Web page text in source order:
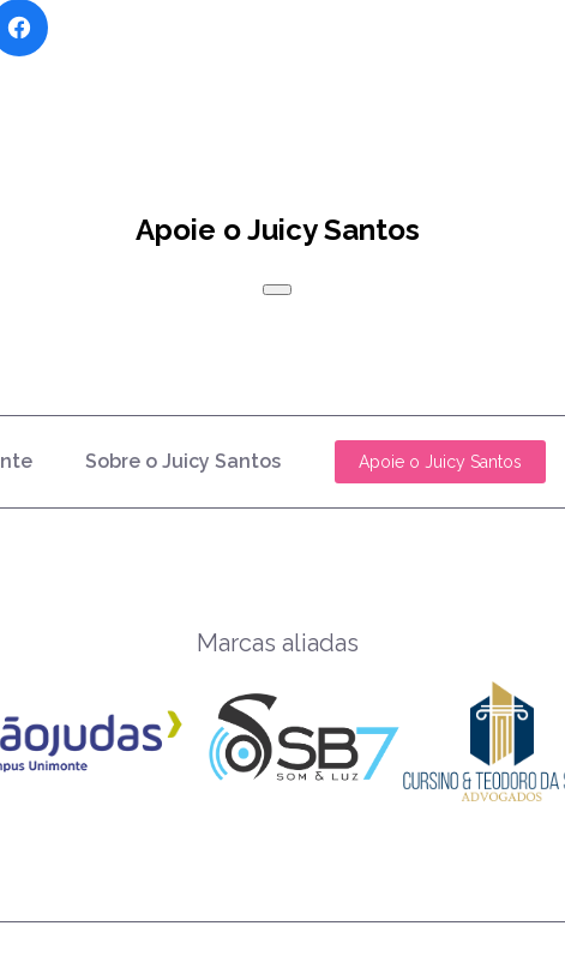
Apoie o Juicy Santos
Sobre o Juicy Santos Apoie o Juicy Santos
Marcas aliadas